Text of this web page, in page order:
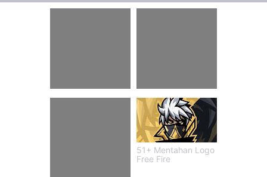
33 Lirik Sholawat
66+ Teks Sholawat
Ujang Bustomi
51+ Mentahan Logo
Free Fire